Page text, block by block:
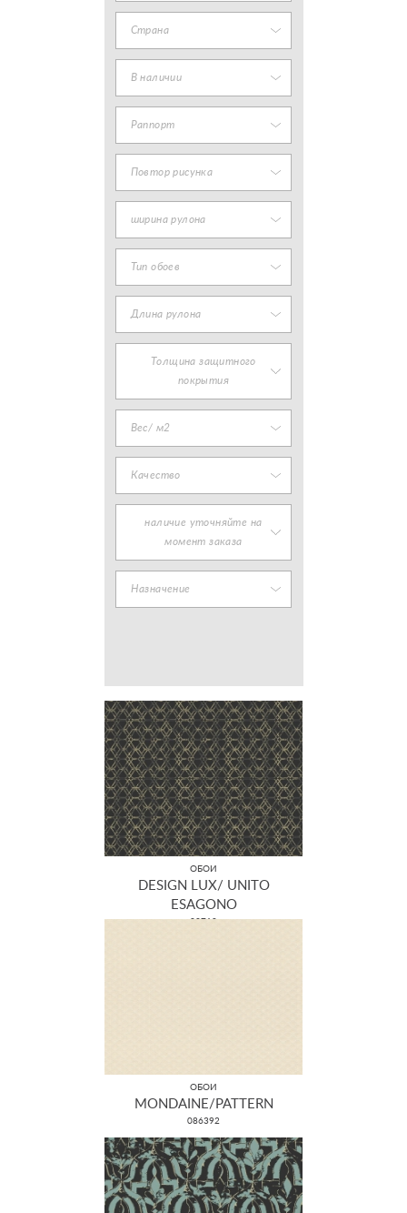
Страна
В наличии
Раппорт
Повтор рисунка
ширина рулона
Тип обоев
Длина рулона
Толщина защитного
покрытия
Вес/ м2
Качество
наличие уточняйте на
момент заказа
Назначение
ОБОИ
DESIGN LUX/ UNITO
ESAGONO
22710
ОБОИ
MONDAINE/PATTERN
086392